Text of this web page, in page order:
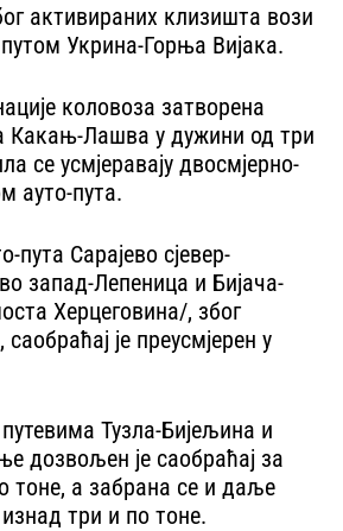
активираних клизишта вози
Укрина-Горња Вијака.
коловоза затворена
Какањ-Лашва у дужини од три
се усмјеравају двосмјерно-
ауто-пута.
пута Сарајево сјевер-
запад-Лепеница и Бијача-
Херцеговина/, због
је преусмјерен у
Тузла-Бијељина и
дозвољен је саобраћај за
тоне, а забрана се и даље
три и по тоне.